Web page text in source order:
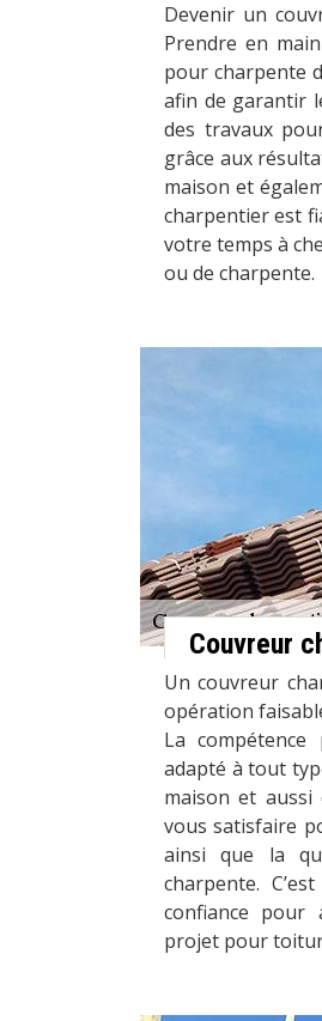
Devenir un
Prendre en
pour charpente
afin de garantir
des travaux
grâce aux
maison et
charpentier est
votre temps à
ou de charpente.
Couvreur
Un couvreur
opération
La
adapté à tout
maison et
vous satisfaire
ainsi que la
charpente.
confiance pour
projet pour